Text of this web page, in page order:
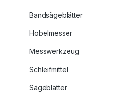
Bandsägeblätter
Hobelmesser
Messwerkzeug
Schleifmittel
Sägeblätter